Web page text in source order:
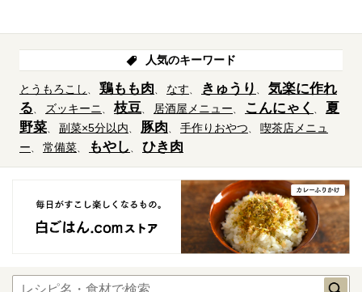
人気のキーワード
とうもろこし 鶏もも肉 なす きゅうり
気楽に作れ
る
ズッキーニ 枝豆 居酒屋メニュー こんにゃく
夏
野菜
副菜×5分以内 豚肉 手作りおやつ
喫茶店メニュ
ー
常備菜 もやし ひき肉